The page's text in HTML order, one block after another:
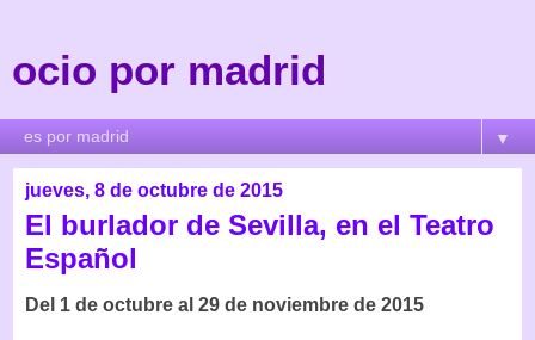
ocio por madrid
▼
jueves, 8 de octubre de 2015
El burlador de Sevilla, en el Teatro
Español
Del 1 de octubre al 29 de noviembre de 2015